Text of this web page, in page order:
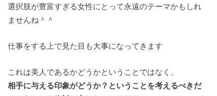
選択肢が豊富すぎる女性にとって永遠のテーマかもしれ
ませんね＾＾
仕事をする上で見た目も大事になってきます
これは美人であるかどうかということではなく、
相手に与える印象がどうか？ということを考えるべきだ